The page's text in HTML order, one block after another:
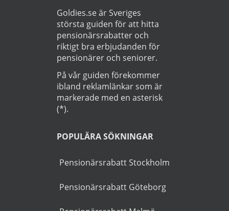
Goldies.se är Sveriges
största guiden för att hitta
pensionärsrabatter och
riktigt bra erbjudanden för
pensionärer och seniorer.
På vår guiden förekommer
ibland reklamlänkar som är
markerade med en asterisk
(*).
POPULÄRA SÖKNINGAR
Pensionärsrabatt Stockholm
Pensionärsrabatt Göteborg